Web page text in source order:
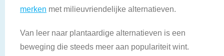
merken met milieuvriendelijke alternatieven.
Van leer naar plantaardige alternatieven is een
beweging die steeds meer aan populariteit wint.